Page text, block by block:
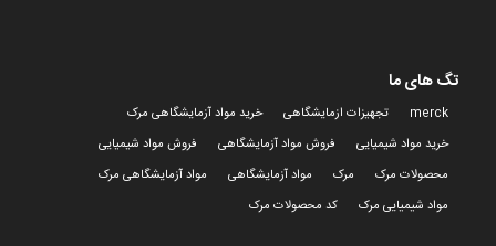
تگ های ما
merck تجهیزات ازمایشگاهی
خرید مواد آزمایشگاهی مرک
خرید مواد شیمیایی
فروش مواد آزمایشگاهی
فروش مواد شیمیایی
محصولات مرک
مرک مواد آزمایشگاهی
مواد آزمایشگاهی مرک
مواد شیمیایی مرک
کد محصولات مرک